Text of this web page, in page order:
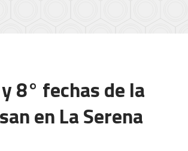
8° fechas de la
en La Serena